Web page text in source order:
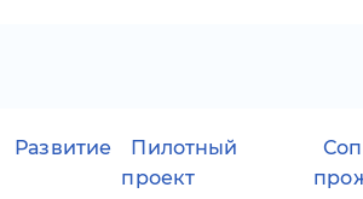
Развитие
Пилотный
проект